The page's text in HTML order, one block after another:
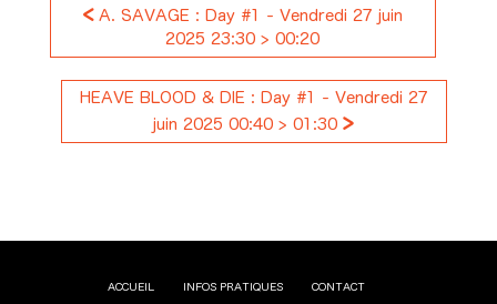
<A. SAVAGE : Day #1 - Vendredi 27 juin
2025 23:30 > 00:20
HEAVE BLOOD & DIE : Day #1 - Vendredi 27
juin 2025 00:40 > 01:30>
ACCUEIL INFOS PRATIQUES CONTACT